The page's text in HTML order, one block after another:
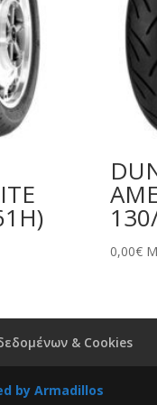
0,00€
& Cookies
byArmadillos